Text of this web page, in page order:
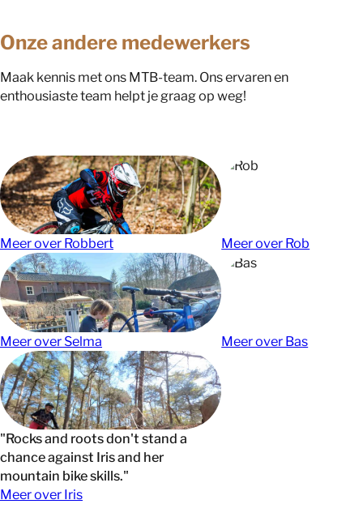
Onze andere medewerkers
Maak kennis met ons MTB-team. Ons ervaren en
enthousiaste team helpt je graag op weg!
Meer over Robbert Meer over Rob
Meer over Selma Meer over Bas
"Rocks and roots don't stand a
chance against Iris and her
mountain bike skills."
Meer over Iris